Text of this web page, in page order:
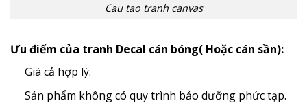
Cau tao tranh canvas
Ưu điểm của tranh Decal cán bóng( Hoặc cán sần):
Giá cả hợp lý.
Sản phẩm không có quy trình bảo dưỡng phức tạp.